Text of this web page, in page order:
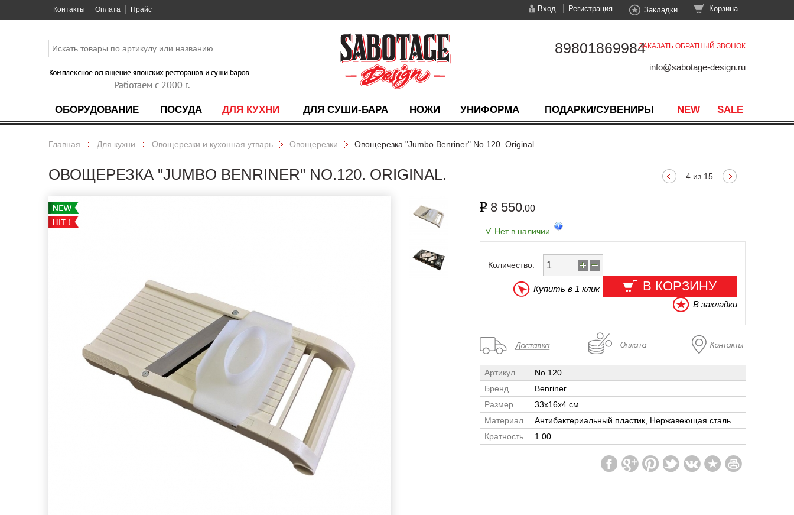
Контакты Оплата Прайс Вход Регистрация Закладки Корзина
ОБОРУДОВАНИЕ ПОСУДА ДЛЯ КУХНИ ДЛЯ СУШИ-БАРА НОЖИ УНИФОРМА ПОДАРКИ/СУВЕНИРЫ NEW SALE
89801869984ЗАКАЗАТЬ ОБРАТНЫЙ ЗВОНОК
info@sabotage-design.ru
Главная Для кухни Овощерезки и кухонная утварь Овощерезки Овощерезка "Jumbo Benriner" No.120. Original.
ОВОЩЕРЕЗКА "JUMBO BENRINER" NO.120. ORIGINAL. 4 из 15
8 550.00
Нет в наличии
Количество:
В КОРЗИНУ
Купить в 1 клик
В закладки
Артикул
No.120
Бренд
Benriner
Размер
33х16х4 см
Материал
Антибактериальный пластик, Нержавеющая сталь
Кратность
1.00